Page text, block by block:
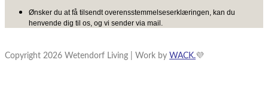
Ønsker du at få tilsendt overensstemmelseserklæringen, kan du
henvende dig til os, og vi sender via mail.
Copyright 2026 Wetendorf Living | Work by WACK.💜